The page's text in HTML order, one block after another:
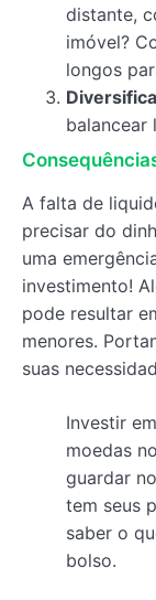
distante,
imóvel?
longos
balancear
A falta de
precisar do
uma
investimento!
pode resultar
menores.
suas
Investir
moedas
guardar
tem seus
saber o
bolso.